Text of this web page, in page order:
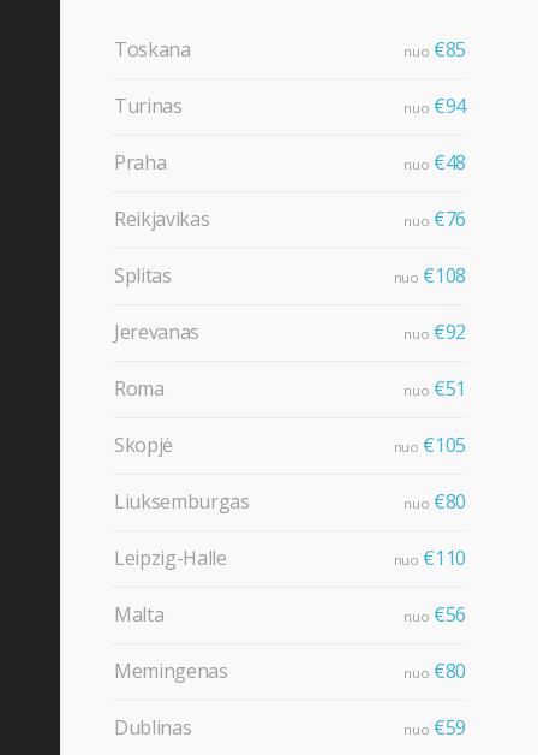
Toskana nuo €85
Turinas nuo €94
Praha nuo €48
Reikjavikas nuo €76
Splitas nuo €108
Jerevanas nuo €92
Roma nuo €51
Skopjė nuo €105
Liuksemburgas nuo €80
Leipzig-Halle nuo €110
Malta nuo €56
Memingenas nuo €80
Dublinas nuo €59